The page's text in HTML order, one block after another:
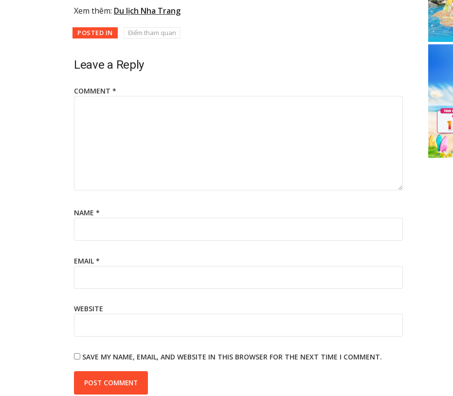
Xem thêm: Du lịch Nha Trang
POSTED IN Điểm tham quan
Leave a Reply
COMMENT *
NAME *
EMAIL *
WEBSITE
SAVE MY NAME, EMAIL, AND WEBSITE IN THIS BROWSER FOR THE NEXT TIME I COMMENT.